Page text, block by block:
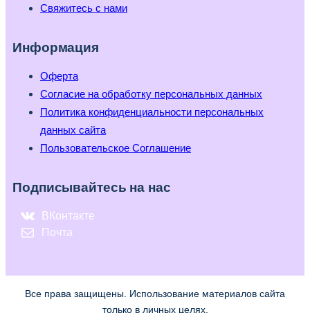
Свяжитесь с нами
Информация
Оферта
Согласие на обработку персональных данных
Политика конфиденциальности персональных
данных сайта
Пользовательское Соглашение
Подписывайтесь на нас
ВКонтакте
Почта
Все права защищены. Использование материалов сайта
только в личных целях.